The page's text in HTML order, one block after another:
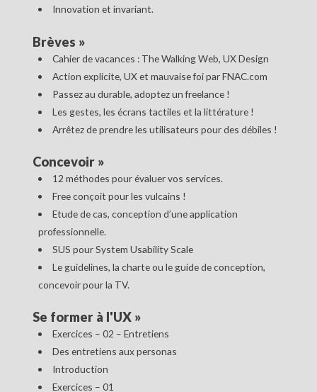
Innovation et invariant.
Brèves »
Cahier de vacances : The Walking Web, UX Design
Action explicite, UX et mauvaise foi par FNAC.com
Passez au durable, adoptez un freelance !
Les gestes, les écrans tactiles et la littérature !
Arrêtez de prendre les utilisateurs pour des débiles !
Concevoir»
12 méthodes pour évaluer vos services.
Free conçoit pour les vulcains !
Etude de cas, conception d’une application
professionnelle.
SUS pour System Usability Scale
Le guidelines, la charte ou le guide de conception,
concevoir pour la TV.
Se former à l'UX»
Exercices – 02 – Entretiens
Des entretiens aux personas
Introduction
Exercices – 01